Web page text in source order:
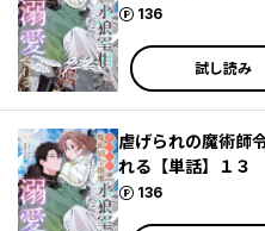
136
ポイント
試し読み
虐げられの魔術師
れる【単話】１３
136
ポイント